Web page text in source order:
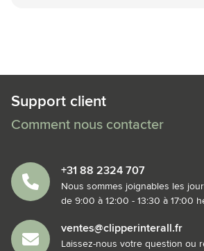
Support client
Comment nous contacter
+31 88 2324 707
Nous sommes joignables les
de 9:00 à 12:00 - 13:30 à 17:00
ventes@clipperinterall.fr
Laissez-nous votre question ou